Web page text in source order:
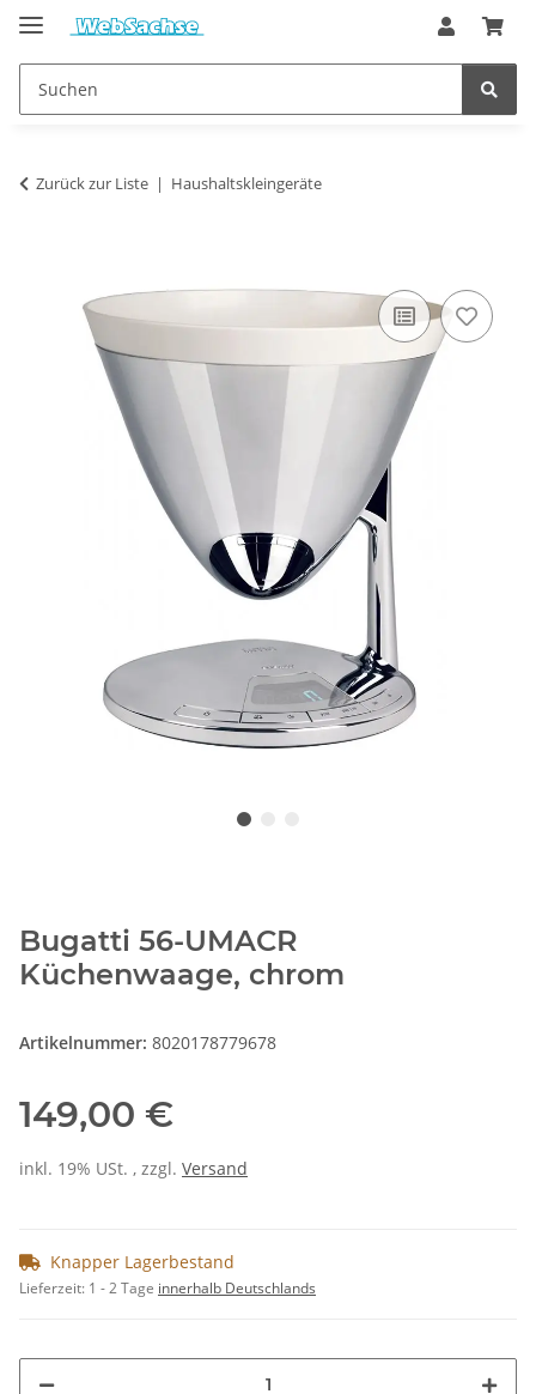
Zurück zur Liste Haushaltskleingeräte
Bugatti 56-UMACR
Küchenwaage, chrom
Artikelnummer: 8020178779678
149,00 €
inkl. 19% USt. , zzgl. Versand
Knapper Lagerbestand
Lieferzeit: 1 - 2 Tage innerhalb Deutschlands